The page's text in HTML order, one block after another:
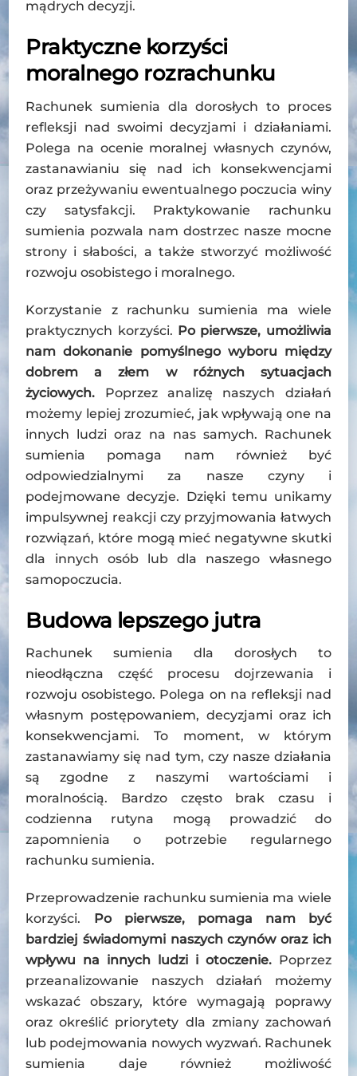
mądrych decyzji.
Praktyczne korzyści
moralnego rozrachunku
Rachunek sumienia dla dorosłych to proces
refleksji nad swoimi decyzjami i działaniami.
Polega na ocenie moralnej własnych czynów,
zastanawianiu się nad ich konsekwencjami
oraz przeżywaniu ewentualnego poczucia winy
czy satysfakcji. Praktykowanie rachunku
sumienia pozwala nam dostrzec nasze mocne
strony i słabości, a także stworzyć możliwość
rozwoju osobistego i moralnego.
Korzystanie z rachunku sumienia ma wiele
praktycznych korzyści. Po pierwsze, umożliwia
nam dokonanie pomyślnego wyboru między
dobrem a złem w różnych sytuacjach
życiowych. Poprzez analizę naszych działań
możemy lepiej zrozumieć, jak wpływają one na
innych ludzi oraz na nas samych. Rachunek
sumienia pomaga nam również być
odpowiedzialnymi za nasze czyny i
podejmowane decyzje. Dzięki temu unikamy
impulsywnej reakcji czy przyjmowania łatwych
rozwiązań, które mogą mieć negatywne skutki
dla innych osób lub dla naszego własnego
samopoczucia.
Budowa lepszego jutra
Rachunek sumienia dla dorosłych to
nieodłączna część procesu dojrzewania i
rozwoju osobistego. Polega on na refleksji nad
własnym postępowaniem, decyzjami oraz ich
konsekwencjami. To moment, w którym
zastanawiamy się nad tym, czy nasze działania
są zgodne z naszymi wartościami i
moralnością. Bardzo często brak czasu i
codzienna rutyna mogą prowadzić do
zapomnienia o potrzebie regularnego
rachunku sumienia.
Przeprowadzenie rachunku sumienia ma wiele
korzyści.
Po pierwsze, pomaga nam być
bardziej świadomymi naszych czynów oraz ich
wpływu na innych ludzi i otoczenie.Poprzez
przeanalizowanie naszych działań możemy
wskazać obszary, które wymagają poprawy
oraz określić priorytety dla zmiany zachowań
lub podejmowania nowych wyzwań. Rachunek
sumienia daje również możliwość